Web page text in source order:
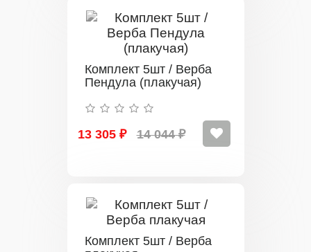
Комплект 5шт / Верба
Пендула (плакучая)
13 305 ₽ 14 044 ₽
Комплект 5шт / Верба